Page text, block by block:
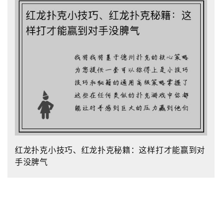
红龙扑克小技巧、红龙扑克秘籍：这样打才能赢到对
手没脾气